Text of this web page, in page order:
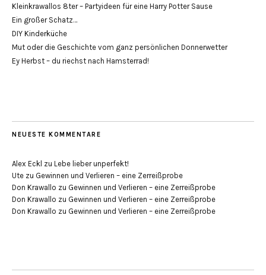
Kleinkrawallos 8ter – Partyideen für eine Harry Potter Sause
Ein großer Schatz…
DIY Kinderküche
Mut oder die Geschichte vom ganz persönlichen Donnerwetter
Ey Herbst – du riechst nach Hamsterrad!
NEUESTE KOMMENTARE
Alex Eckl zu Lebe lieber unperfekt!
Ute zu Gewinnen und Verlieren – eine Zerreißprobe
Don Krawallo zu Gewinnen und Verlieren – eine Zerreißprobe
Don Krawallo zu Gewinnen und Verlieren – eine Zerreißprobe
Don Krawallo zu Gewinnen und Verlieren – eine Zerreißprobe